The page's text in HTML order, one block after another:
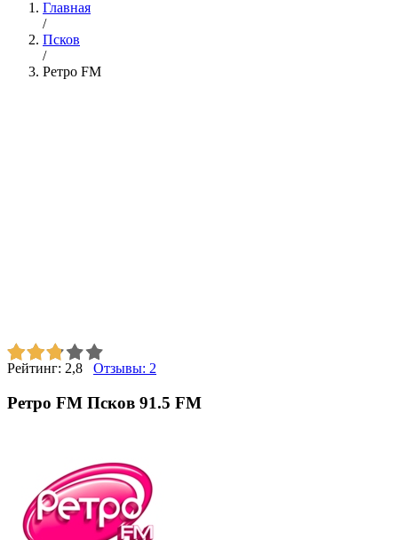
Главная
/
Псков
/
Ретро FM
Рейтинг: 2,8 Отзывы: 2
Ретро FM Псков 91.5 FM